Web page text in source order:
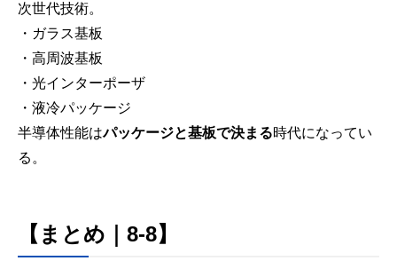
次世代技術。
・ガラス基板
・高周波基板
・光インターポーザ
・液冷パッケージ
半導体性能はパッケージと基板で決まる時代になってい
る。
【まとめ｜8-8】